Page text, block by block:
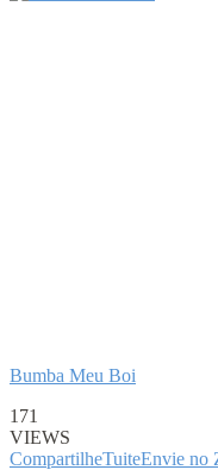
Bumba Meu Boi
171
VIEWS
CompartilheTuiteEnvie no